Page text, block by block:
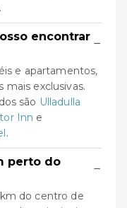
encontrar −
e apartamentos,
mais exclusivas.
são Ulladulla
Inn e
.
perto do
−
do centro de